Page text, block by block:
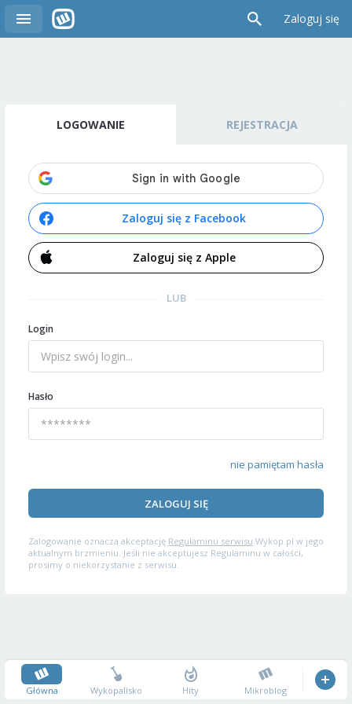
Zaloguj się
LOGOWANIE REJESTRACJA
Zaloguj się z Facebook
Zaloguj się z Apple
LUB
Login
Hasło
nie pamiętam hasła
ZALOGUJ SIĘ
Zalogowanie oznacza akceptację Regulaminu serwisu Wykop.pl w jego
aktualnym brzmieniu. Jeśli nie akceptujesz Regulaminu w całości,
prosimy o niekorzystanie z serwisu.
Główna Wykopalisko Hity Mikroblog